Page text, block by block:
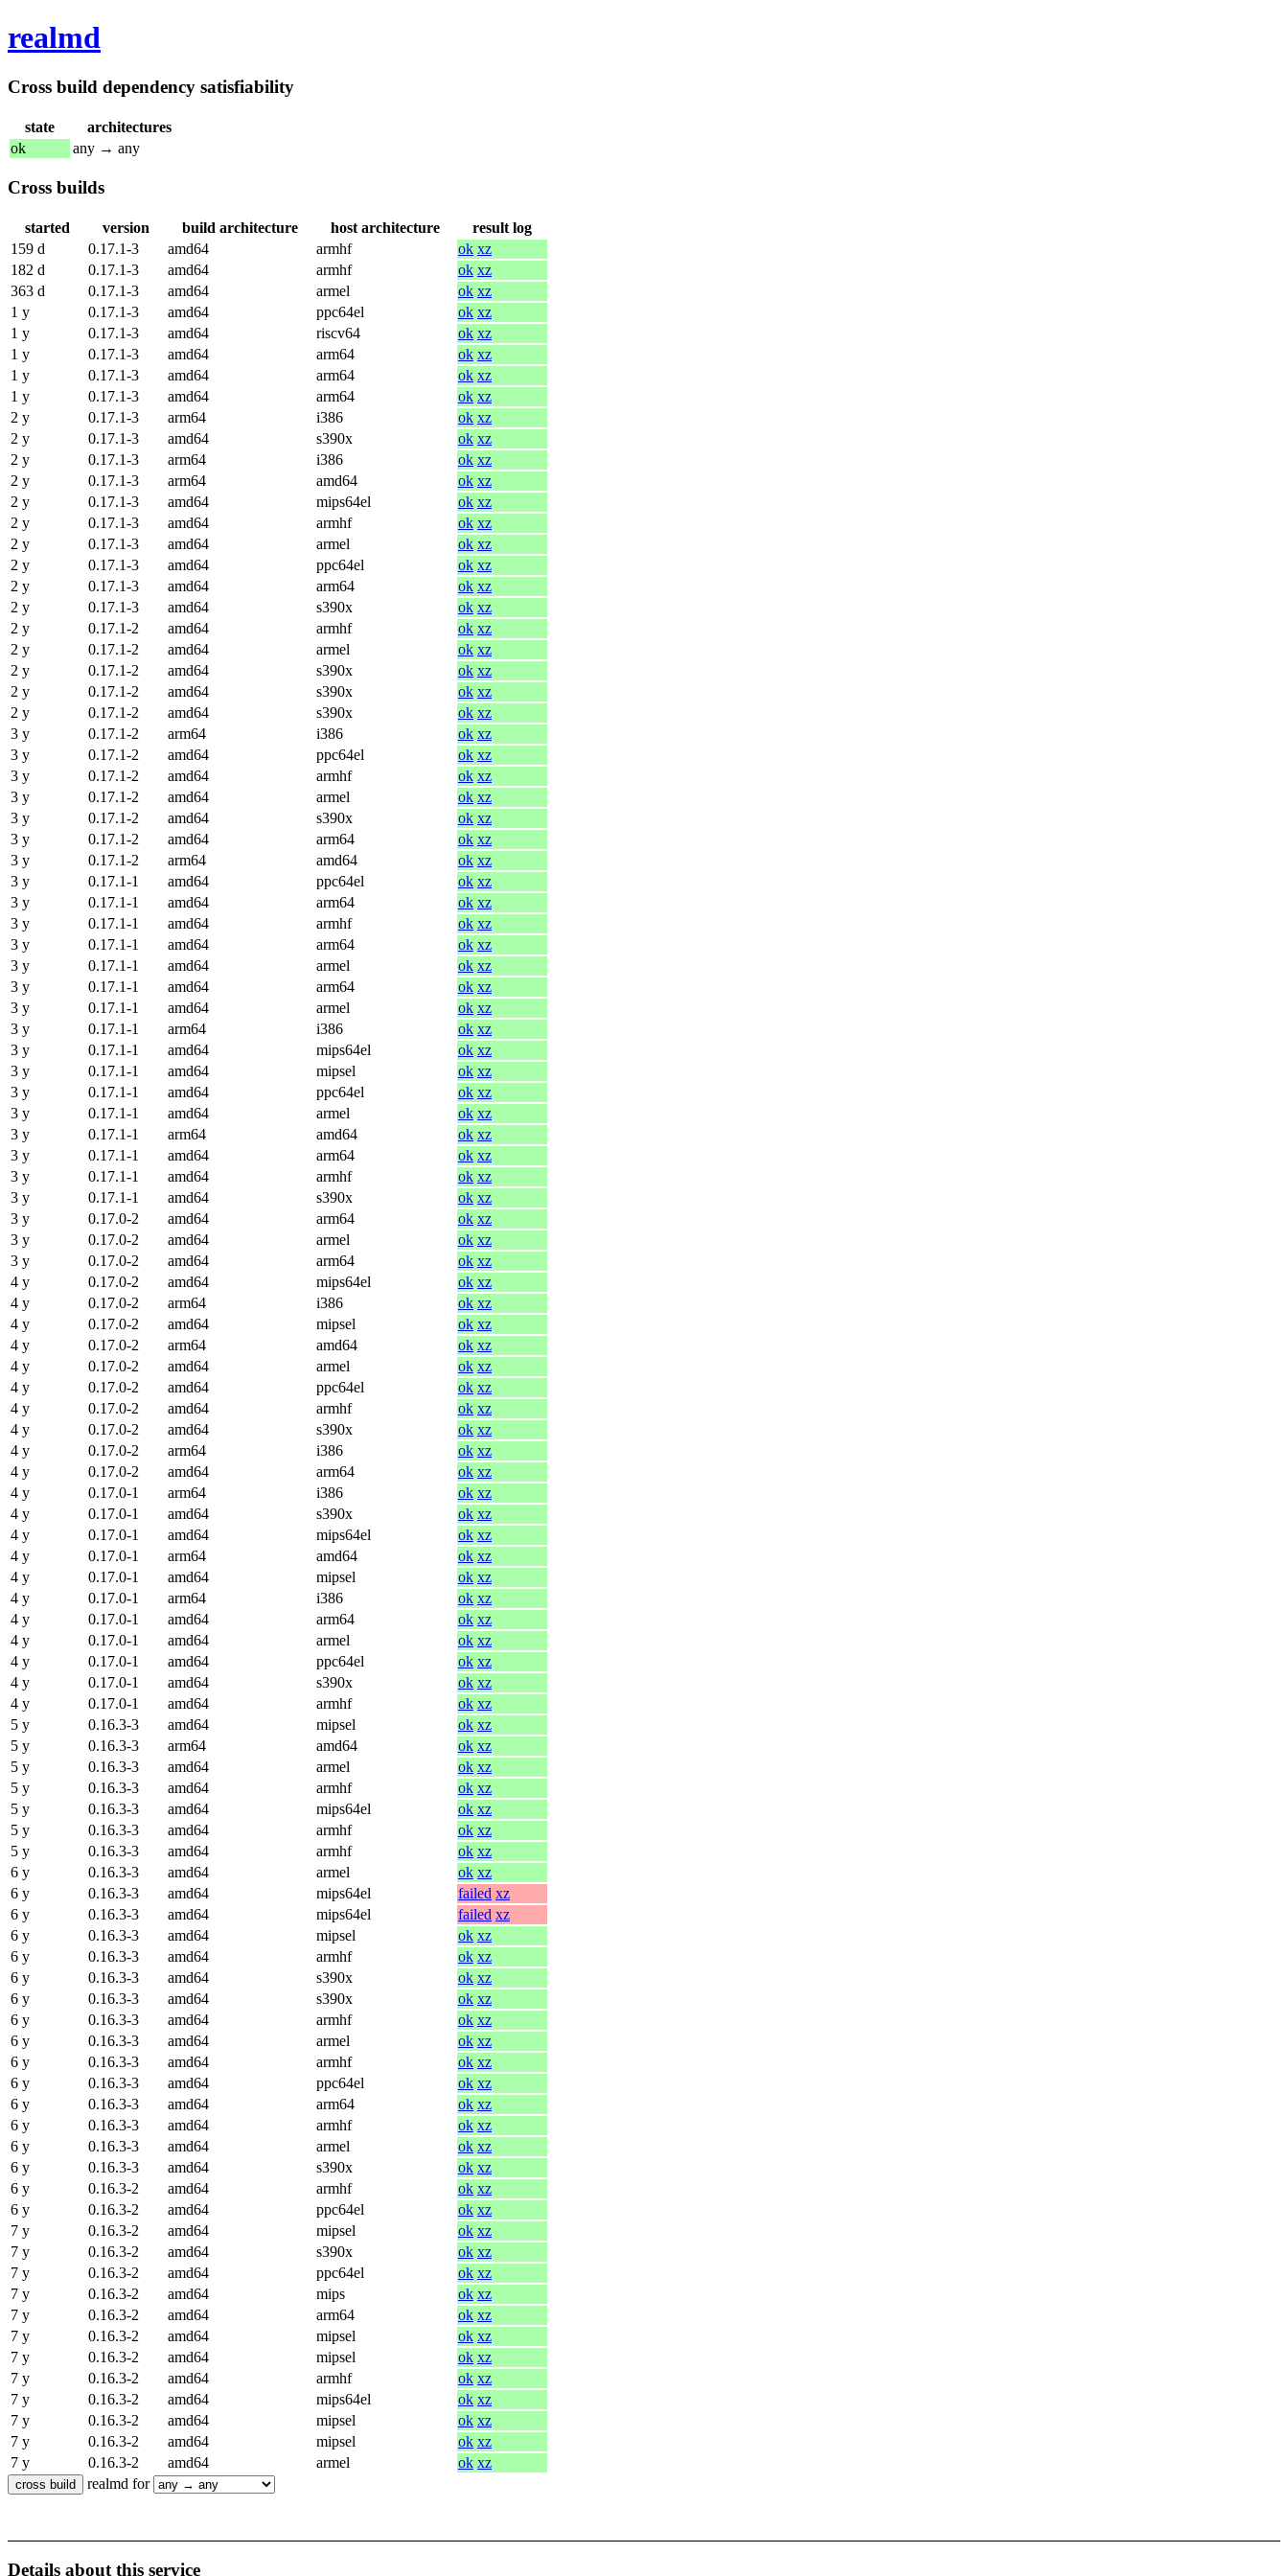
realmd
Cross build dependency satisfiability
state
architectures
ok
any → any
Cross builds
started version build architecture host architecture
result log
159 d
0.17.1-3 amd64 armhf ok xz
182 d
0.17.1-3 amd64 armhf ok xz
363 d
0.17.1-3 amd64 armel ok xz
1 y
0.17.1-3 amd64 ppc64el ok xz
1 y
0.17.1-3 amd64 riscv64 ok xz
1 y
0.17.1-3 amd64 arm64 ok xz
1 y
0.17.1-3 amd64 arm64 ok xz
1 y
0.17.1-3 amd64 arm64 ok xz
2 y
0.17.1-3 arm64 i386 ok xz
2 y
0.17.1-3 amd64 s390x ok xz
2 y
0.17.1-3 arm64 i386 ok xz
2 y
0.17.1-3 arm64 amd64 ok xz
2 y
0.17.1-3 amd64 mips64el ok xz
2 y
0.17.1-3 amd64 armhf ok xz
2 y
0.17.1-3 amd64 armel ok xz
2 y
0.17.1-3 amd64 ppc64el ok xz
2 y
0.17.1-3 amd64 arm64 ok xz
2 y
0.17.1-3 amd64 s390x ok xz
2 y
0.17.1-2 amd64 armhf ok xz
2 y
0.17.1-2 amd64 armel ok xz
2 y
0.17.1-2 amd64 s390x ok xz
2 y
0.17.1-2 amd64 s390x ok xz
2 y
0.17.1-2 amd64 s390x ok xz
3 y
0.17.1-2 arm64 i386 ok xz
3 y
0.17.1-2 amd64 ppc64el ok xz
3 y
0.17.1-2 amd64 armhf ok xz
3 y
0.17.1-2 amd64 armel ok xz
3 y
0.17.1-2 amd64 s390x ok xz
3 y
0.17.1-2 amd64 arm64 ok xz
3 y
0.17.1-2 arm64 amd64 ok xz
3 y
0.17.1-1 amd64 ppc64el ok xz
3 y
0.17.1-1 amd64 arm64 ok xz
3 y
0.17.1-1 amd64 armhf ok xz
3 y
0.17.1-1 amd64 arm64 ok xz
3 y
0.17.1-1 amd64 armel ok xz
3 y
0.17.1-1 amd64 arm64 ok xz
3 y
0.17.1-1 amd64 armel ok xz
3 y
0.17.1-1 arm64 i386 ok xz
3 y
0.17.1-1 amd64 mips64el ok xz
3 y
0.17.1-1 amd64 mipsel ok xz
3 y
0.17.1-1 amd64 ppc64el ok xz
3 y
0.17.1-1 amd64 armel ok xz
3 y
0.17.1-1 arm64 amd64 ok xz
3 y
0.17.1-1 amd64 arm64 ok xz
3 y
0.17.1-1 amd64 armhf ok xz
3 y
0.17.1-1 amd64 s390x ok xz
3 y
0.17.0-2 amd64 arm64 ok xz
3 y
0.17.0-2 amd64 armel ok xz
3 y
0.17.0-2 amd64 arm64 ok xz
4 y
0.17.0-2 amd64 mips64el ok xz
4 y
0.17.0-2 arm64 i386 ok xz
4 y
0.17.0-2 amd64 mipsel ok xz
4 y
0.17.0-2 arm64 amd64 ok xz
4 y
0.17.0-2 amd64 armel ok xz
4 y
0.17.0-2 amd64 ppc64el ok xz
4 y
0.17.0-2 amd64 armhf ok xz
4 y
0.17.0-2 amd64 s390x ok xz
4 y
0.17.0-2 arm64 i386 ok xz
4 y
0.17.0-2 amd64 arm64 ok xz
4 y
0.17.0-1 arm64 i386 ok xz
4 y
0.17.0-1 amd64 s390x ok xz
4 y
0.17.0-1 amd64 mips64el ok xz
4 y
0.17.0-1 arm64 amd64 ok xz
4 y
0.17.0-1 amd64 mipsel ok xz
4 y
0.17.0-1 arm64 i386 ok xz
4 y
0.17.0-1 amd64 arm64 ok xz
4 y
0.17.0-1 amd64 armel ok xz
4 y
0.17.0-1 amd64 ppc64el ok xz
4 y
0.17.0-1 amd64 s390x ok xz
4 y
0.17.0-1 amd64 armhf ok xz
5 y
0.16.3-3 amd64 mipsel ok xz
5 y
0.16.3-3 arm64 amd64 ok xz
5 y
0.16.3-3 amd64 armel ok xz
5 y
0.16.3-3 amd64 armhf ok xz
5 y
0.16.3-3 amd64 mips64el ok xz
5 y
0.16.3-3 amd64 armhf ok xz
5 y
0.16.3-3 amd64 armhf ok xz
6 y
0.16.3-3 amd64 armel ok xz
6 y
0.16.3-3 amd64 mips64el failed xz
6 y
0.16.3-3 amd64 mips64el failed xz
6 y
0.16.3-3 amd64 mipsel ok xz
6 y
0.16.3-3 amd64 armhf ok xz
6 y
0.16.3-3 amd64 s390x ok xz
6 y
0.16.3-3 amd64 s390x ok xz
6 y
0.16.3-3 amd64 armhf ok xz
6 y
0.16.3-3 amd64 armel ok xz
6 y
0.16.3-3 amd64 armhf ok xz
6 y
0.16.3-3 amd64 ppc64el ok xz
6 y
0.16.3-3 amd64 arm64 ok xz
6 y
0.16.3-3 amd64 armhf ok xz
6 y
0.16.3-3 amd64 armel ok xz
6 y
0.16.3-3 amd64 s390x ok xz
6 y
0.16.3-2 amd64 armhf ok xz
6 y
0.16.3-2 amd64 ppc64el ok xz
7 y
0.16.3-2 amd64 mipsel ok xz
7 y
0.16.3-2 amd64 s390x ok xz
7 y
0.16.3-2 amd64 ppc64el ok xz
7 y
0.16.3-2 amd64 mips ok xz
7 y
0.16.3-2 amd64 arm64 ok xz
7 y
0.16.3-2 amd64 mipsel ok xz
7 y
0.16.3-2 amd64 mipsel ok xz
7 y
0.16.3-2 amd64 armhf ok xz
7 y
0.16.3-2 amd64 mips64el ok xz
7 y
0.16.3-2 amd64 mipsel ok xz
7 y
0.16.3-2 amd64 mipsel ok xz
7 y
0.16.3-2 amd64 armel ok xz
realmd for
Details about this service